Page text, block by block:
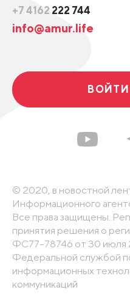
+7 4162 222 744
info@amur.life
© 2020, в новостной
Информационного
Все права защищены.
принятия решения о
ФС77-78746 от 30 июля
Федеральной службой
информационных
коммуникаций